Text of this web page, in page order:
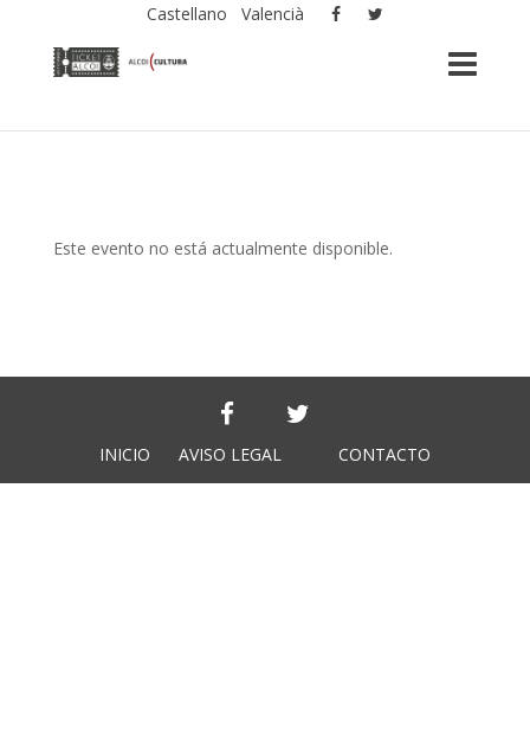
Castellano Valencià
Este evento no está actualmente disponible.
INICIO AVISO LEGAL CONTACTO